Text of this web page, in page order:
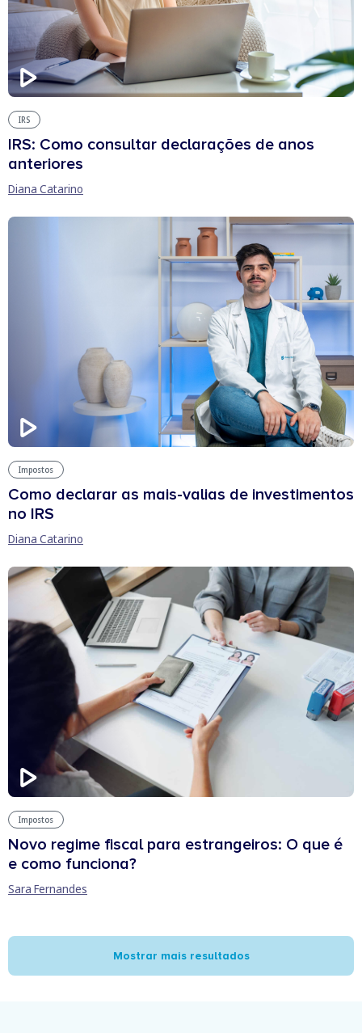
IRS
IRS: Como consultar declarações de anos
anteriores
Diana Catarino
Impostos
Como declarar as mais-valias de investimentos
no IRS
Diana Catarino
Impostos
Novo regime fiscal para estrangeiros: O que é
e como funciona?
Sara Fernandes
Mostrar mais resultados